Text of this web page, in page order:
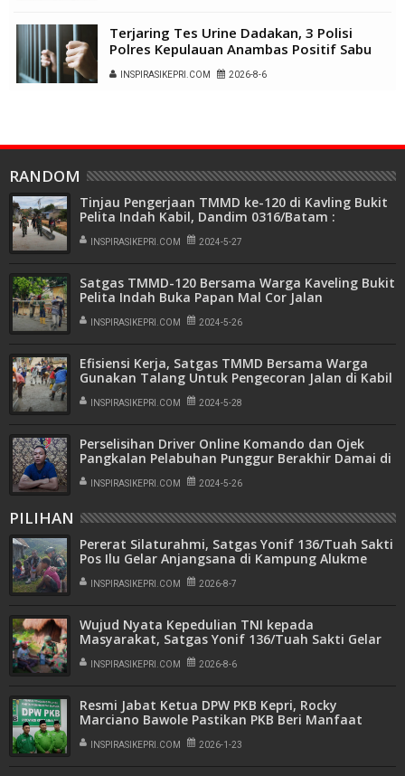
Terjaring Tes Urine Dadakan, 3 Polisi
Polres Kepulauan Anambas Positif Sabu
INSPIRASIKEPRI.COM 2026-8-6
RANDOM
Tinjau Pengerjaan TMMD ke-120 di Kavling Bukit
Pelita Indah Kabil, Dandim 0316/Batam :
Kedepankan Humanis dan Kebersamaan
INSPIRASIKEPRI.COM 2024-5-27
Satgas TMMD-120 Bersama Warga Kaveling Bukit
Pelita Indah Buka Papan Mal Cor Jalan
INSPIRASIKEPRI.COM 2024-5-26
Efisiensi Kerja, Satgas TMMD Bersama Warga
Gunakan Talang Untuk Pengecoran Jalan di Kabil
INSPIRASIKEPRI.COM 2024-5-28
Perselisihan Driver Online Komando dan Ojek
Pangkalan Pelabuhan Punggur Berakhir Damai di
Polsek Nongsa
INSPIRASIKEPRI.COM 2024-5-26
PILIHAN
Pererat Silaturahmi, Satgas Yonif 136/Tuah Sakti
Pos Ilu Gelar Anjangsana di Kampung Alukme
INSPIRASIKEPRI.COM 2026-8-7
Wujud Nyata Kepedulian TNI kepada
Masyarakat, Satgas Yonif 136/Tuah Sakti Gelar
Pengobatan Keliling di Kampung Kalome
INSPIRASIKEPRI.COM 2026-8-6
Resmi Jabat Ketua DPW PKB Kepri, Rocky
Marciano Bawole Pastikan PKB Beri Manfaat
Nyata Bagi Masyarakat
INSPIRASIKEPRI.COM 2026-1-23